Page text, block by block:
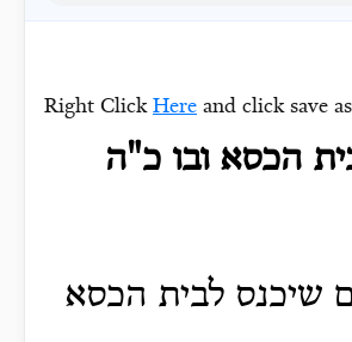
Right Click Here and click save
הכסא ובו כ"ה
שיכנס לבית הכסא